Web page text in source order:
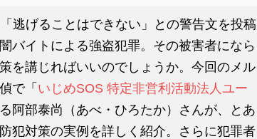
逃げることはできない」との警告文を投稿
バイトによる強盗犯罪。その被害者になら
を講じればいいのでしょうか。今回のメル
で「 いじめSOS 特定非営利活動法人ユー
阿部泰尚（あべ・ひろたか）さんが、とあ
犯対策の実例を詳しく紹介。さらに犯罪者